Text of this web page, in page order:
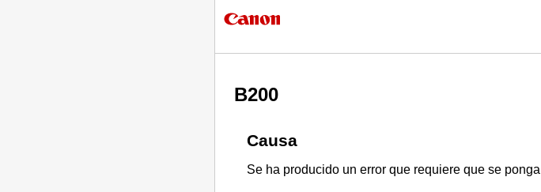
B200
Causa
Se ha producido un error que requiere que se